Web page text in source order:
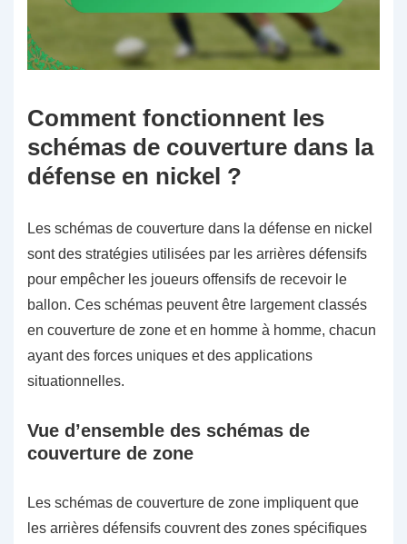
Comment fonctionnent les
schémas de couverture dans la
défense en nickel ?
Les schémas de couverture dans la défense en nickel
sont des stratégies utilisées par les arrières défensifs
pour empêcher les joueurs offensifs de recevoir le
ballon. Ces schémas peuvent être largement classés
en couverture de zone et en homme à homme, chacun
ayant des forces uniques et des applications
situationnelles.
Vue d’ensemble des schémas de
couverture de zone
Les schémas de couverture de zone impliquent que
les arrières défensifs couvrent des zones spécifiques